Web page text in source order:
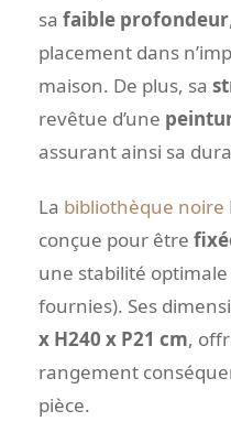
sa faible profondeur
placement dans
maison. De plus, sa
revêtue d’une
assurant ainsi sa
La bibliothèque noire
conçue pour être
une stabilité
fournies). Ses
x H240 x P21 cm,
rangement
pièce.